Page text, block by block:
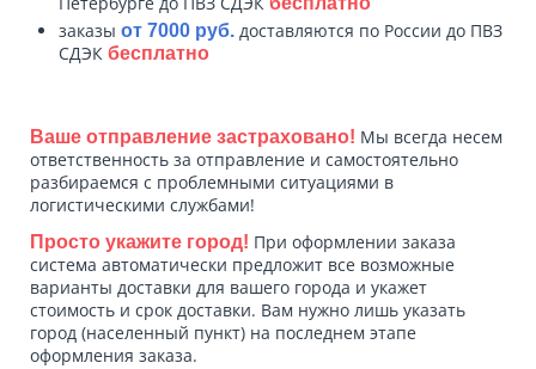
заказы от 7000 руб. доставляются по России до ПВЗ
СДЭК бесплатно
Ваше отправление застраховано! Мы всегда несем
ответственность за отправление и самостоятельно
разбираемся с проблемными ситуациями в
логистическими службами!
Просто укажите город! При оформлении заказа
система автоматически предложит все возможные
варианты доставки для вашего города и укажет
стоимость и срок доставки. Вам нужно лишь указать
город (населенный пункт) на последнем этапе
оформления заказа.